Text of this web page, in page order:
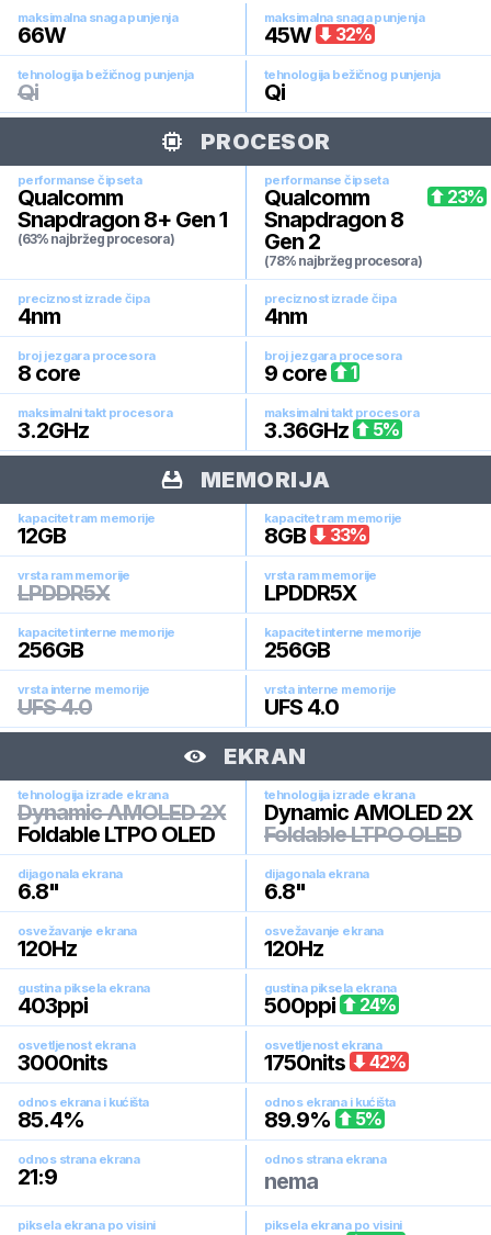
maksimalna snaga punjenja
66W
maksimalna snaga punjenja
45W 32%
tehnologija bežičnog punjenja
Qi
tehnologija bežičnog punjenja
Qi
PROCESOR
performanse čipseta
Qualcomm
Snapdragon 8+ Gen 1
(63% najbržeg procesora)
performanse čipseta
Qualcomm
Snapdragon 8
Gen 2
(78% najbržeg procesora)
23%
preciznost izrade čipa
4nm
preciznost izrade čipa
4nm
broj jezgara procesora
8 core
broj jezgara procesora
9 core 1
maksimalni takt procesora
3.2GHz
maksimalni takt procesora
3.36GHz 5%
MEMORIJA
kapacitet ram memorije
12GB
kapacitet ram memorije
8GB 33%
vrsta ram memorije
LPDDR5X
vrsta ram memorije
LPDDR5X
kapacitet interne memorije
256GB
kapacitet interne memorije
256GB
vrsta interne memorije
UFS 4.0
vrsta interne memorije
UFS 4.0
EKRAN
tehnologija izrade ekrana
Dynamic AMOLED 2X
Foldable LTPO OLED
tehnologija izrade ekrana
Dynamic AMOLED 2X
Foldable LTPO OLED
dijagonala ekrana
6.8"
dijagonala ekrana
6.8"
osvežavanje ekrana
120Hz
osvežavanje ekrana
120Hz
gustina piksela ekrana
403ppi
gustina piksela ekrana
500ppi 24%
osvetljenost ekrana
3000nits
osvetljenost ekrana
1750nits 42%
odnos ekrana i kućišta
85.4%
odnos ekrana i kućišta
89.9% 5%
odnos strana ekrana
21:9
odnos strana ekrana
nema
piksela ekrana po visini piksela ekrana po visini